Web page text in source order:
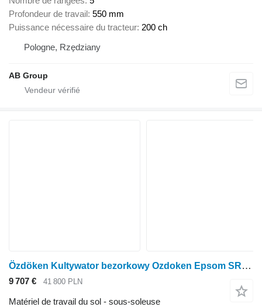
Profondeur de travail 550 mm
Puissance nécessaire du tracteur 200 ch
Pologne, Rzędziany
AB Group
Özdöken Kultywator bezorkowy Ozdoken Epsom SR211
9 707 € 41 800 PLN
Matériel de travail du sol - sous-soleuse